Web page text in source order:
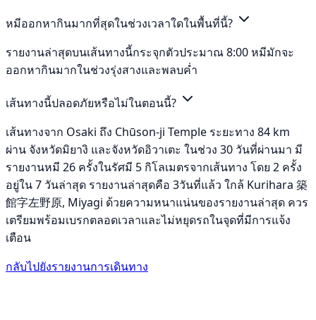
หมีออกหากินมากที่สุดในช่วงเวลาใดในพื้นที่นี้?
รายงานล่าสุดบนเส้นทางนี้กระจุกตัวประมาณ 8:00 หมีมักจะ
ออกหากินมากในช่วงรุ่งสางและพลบค่ำ
เส้นทางนี้ปลอดภัยหรือไม่ในตอนนี้?
เส้นทางจาก Osaki ถึง Chūson-ji Temple ระยะทาง 84 km
ผ่าน จังหวัดมิยางิ และจังหวัดอิวาเตะ ในช่วง 30 วันที่ผ่านมา มี
รายงานหมี 26 ครั้งในรัศมี 5 กิโลเมตรจากเส้นทาง โดย 2 ครั้ง
อยู่ใน 7 วันล่าสุด รายงานล่าสุดคือ 3วันที่แล้ว ใกล้ Kurihara 築
館字左野原, Miyagi ด้วยความหนาแน่นของรายงานล่าสุด ควร
เตรียมพร้อมเบรกตลอดเวลาและไม่หยุดรถในจุดที่มีการแจ้ง
เตือน
กลับไปยังรายงานการเดินทาง